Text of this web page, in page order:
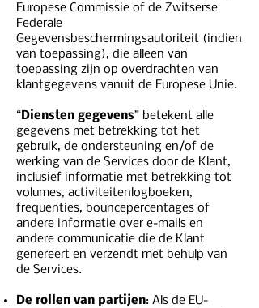
Europese Commissie of de Zwitserse
Federale
Gegevensbeschermingsautoriteit (indien
van toepassing), die alleen van
toepassing zijn op overdrachten van
klantgegevens vanuit de Europese Unie.
“Diensten gegevens” betekent alle
gegevens met betrekking tot het
gebruik, de ondersteuning en/of de
werking van de Services door de Klant,
inclusief informatie met betrekking tot
volumes, activiteitenlogboeken,
frequenties, bouncepercentages of
andere informatie over e-mails en
andere communicatie die de Klant
genereert en verzendt met behulp van
de Services.
De rollen van partijen: Als de EU-